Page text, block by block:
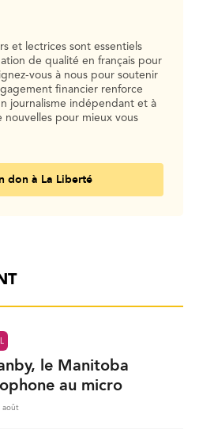
et lectrices sont essentiels
de qualité en français pour
vous à nous pour soutenir
financier renforce
journalisme indépendant et à
nouvelles pour mieux vous
don à La Liberté
le Manitoba
au micro
août